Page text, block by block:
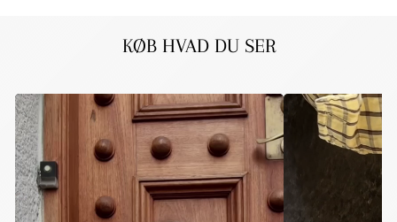
KØB HVAD DU SER